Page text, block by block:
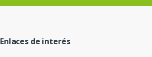
Enlaces de interés